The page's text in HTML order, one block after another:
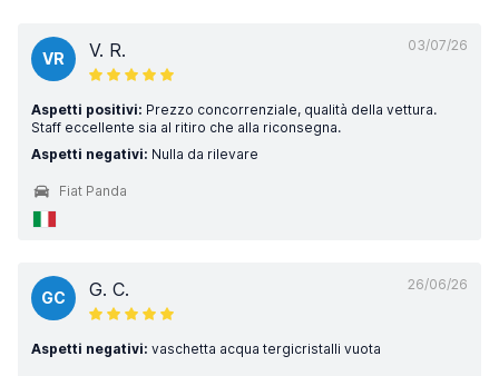
03/07/26
VR V. R.
Aspetti positivi: Prezzo concorrenziale, qualità della vettura.
Staff eccellente sia al ritiro che alla riconsegna.
Aspetti negativi: Nulla da rilevare
Fiat Panda
26/06/26
GC G. C.
Aspetti negativi: vaschetta acqua tergicristalli vuota